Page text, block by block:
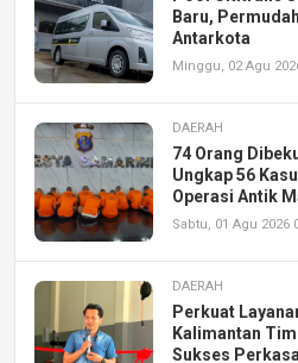
Baru,
Antarkota
Minggu, 02 Agu
DAERAH
74 Orang
Ungkap 56
Operasi Antik
Sabtu, 01 Agu 2026
DAERAH
Perkuat
Kalimantan
Sukses